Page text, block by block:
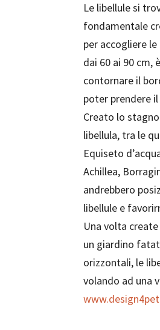
Le libellule si
fondamentale
per accogliere
dai 60 ai 90 cm,
contornare il
poter prendere il
Creato lo
libellula, tra le
Equiseto
Achillea,
andrebbero
libellule e
Una volta
un giardino
orizzontali, le
volando ad una